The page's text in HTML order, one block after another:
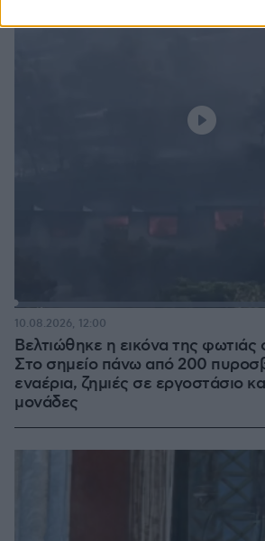
Loaded
Βελτιώθηκε η εικόνα της
Στο σημείο πάνω από 200
εναέρια, ζημιές σε εργοστάσιο
μονάδες
10.08.2026, 12:00